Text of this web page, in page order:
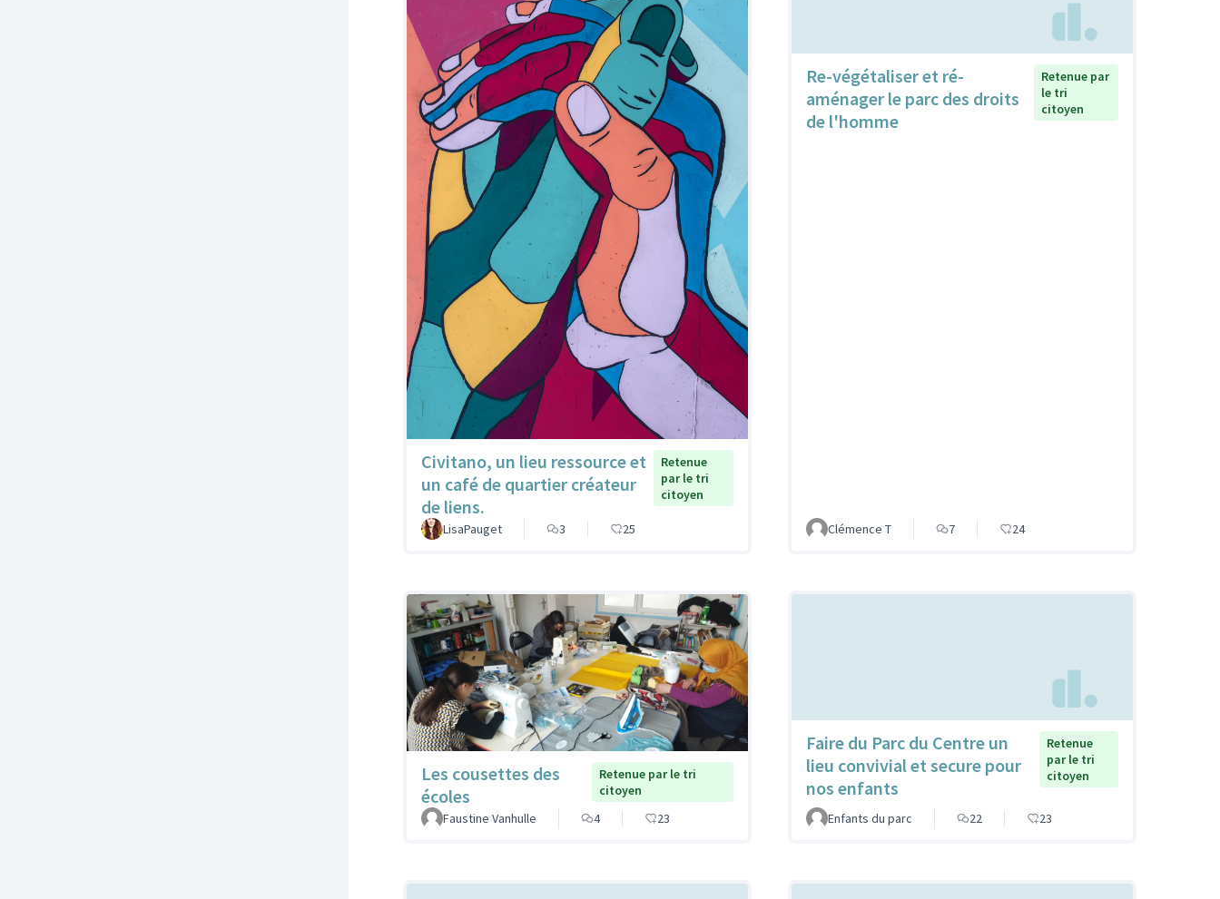
Civitano, un lieu ressource et
un café de quartier créateur
de liens.
Retenue
par le tri
citoyen
LisaPauget 3 25
Re-végétaliser et ré-
aménager le parc des droits
de l'homme
Retenue par
le tri
citoyen
Clémence T 7 24
Les cousettes des
écoles
Retenue par le tri
citoyen
Faustine Vanhulle
4 23
Faire du Parc du Centre un
lieu convivial et secure pour
nos enfants
Retenue
par le tri
citoyen
Enfants du parc 22 23